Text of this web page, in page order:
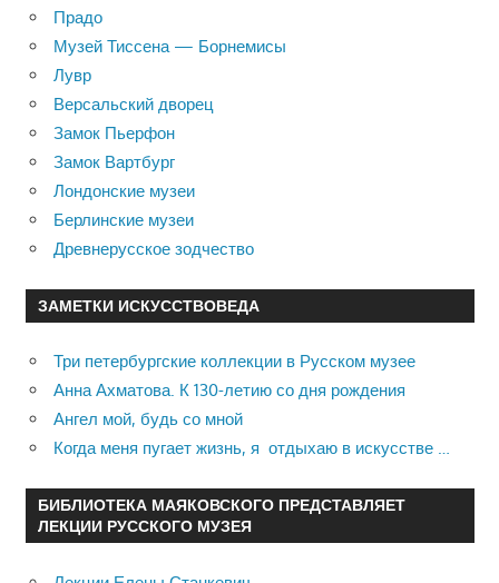
Прадо
Музей Тиссена — Борнемисы
Лувр
Версальский дворец
Замок Пьерфон
Замок Вартбург
Лондонские музеи
Берлинские музеи
Древнерусское зодчество
ЗАМЕТКИ ИСКУССТВОВЕДА
Три петербургские коллекции в Русском музее
Анна Ахматова. К 130-летию со дня рождения
Ангел мой, будь со мной
Когда меня пугает жизнь, я отдыхаю в искусстве …
БИБЛИОТЕКА МАЯКОВСКОГО ПРЕДСТАВЛЯЕТ
ЛЕКЦИИ РУССКОГО МУЗЕЯ